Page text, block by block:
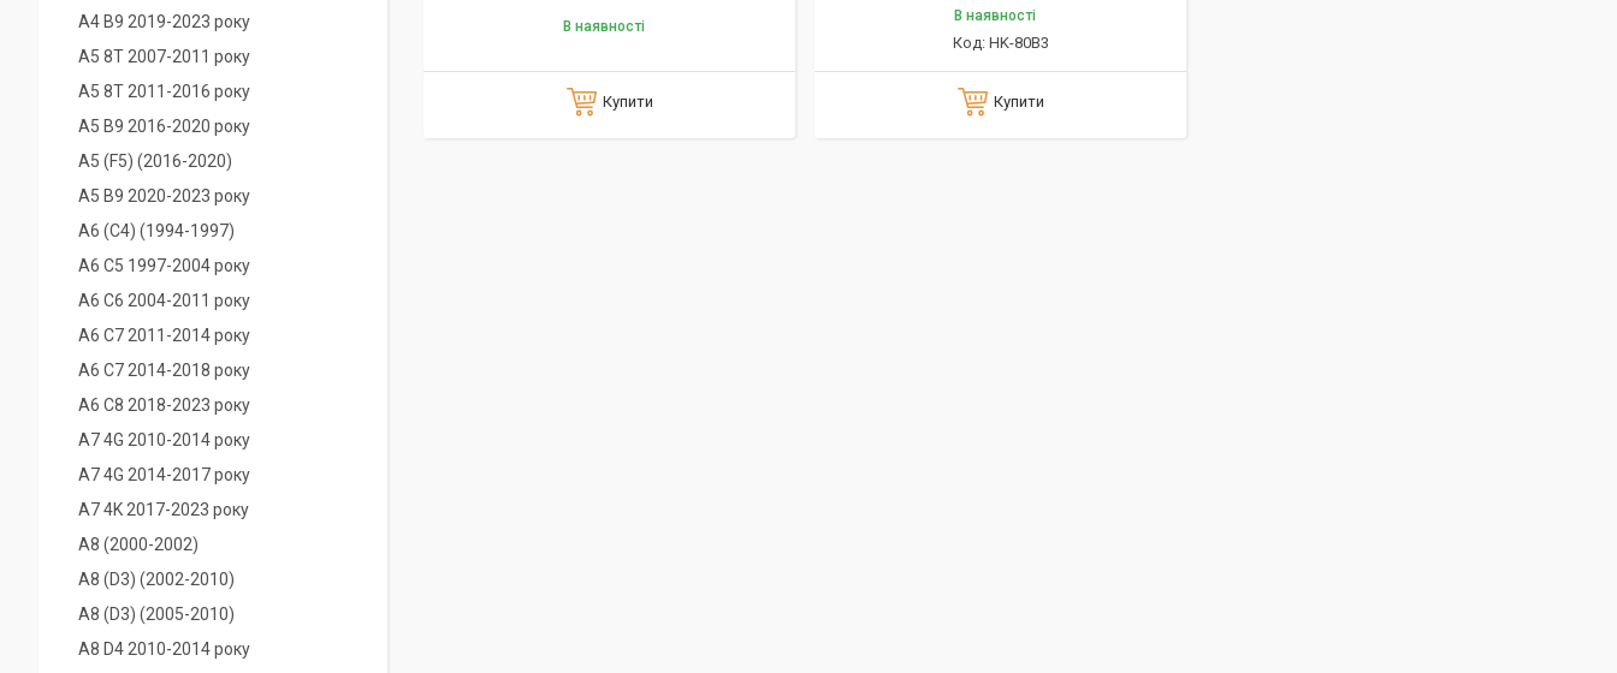
В наявності
Купити
В наявності
HK-80B3
Купити
A4 B9 2019-2023 року
A5 8T 2007-2011 року
A5 8T 2011-2016 року
A5 B9 2016-2020 року
A5 (F5) (2016-2020)
A5 B9 2020-2023 року
A6 (С4) (1994-1997)
A6 C5 1997-2004 року
A6 C6 2004-2011 року
A6 C7 2011-2014 року
A6 C7 2014-2018 року
A6 C8 2018-2023 року
A7 4G 2010-2014 року
A7 4G 2014-2017 року
A7 4K 2017-2023 року
A8 (2000-2002)
A8 (D3) (2002-2010)
A8 (D3) (2005-2010)
A8 D4 2010-2014 року